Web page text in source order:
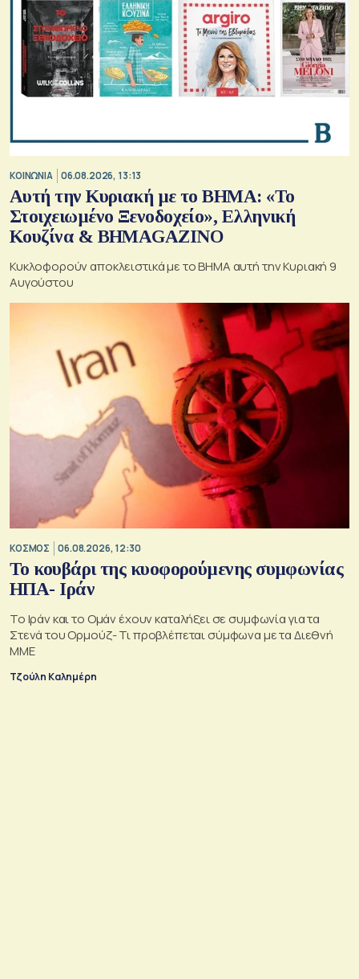
ΚΟΙΝΩΝΙΑ 06.08.2026, 13:13
Αυτή την Κυριακή με το ΒΗΜΑ: «Το
Στοιχειωμένο Ξενοδοχείο», Ελληνική
Κουζίνα & ΒΗΜΑGAZINO
Κυκλοφορούν αποκλειστικά με το ΒΗΜΑ αυτή την Κυριακή 9
Αυγούστου
ΚΟΣΜΟΣ 06.08.2026, 12:30
Το κουβάρι της κυοφορούμενης συμφωνίας
ΗΠΑ- Ιράν
Το Ιράν και το Ομάν έχουν καταλήξει σε συμφωνία για τα
Στενά του Ορμούζ- Τι προβλέπεται σύμφωνα με τα Διεθνή
ΜΜΕ
Τζούλη Καλημέρη